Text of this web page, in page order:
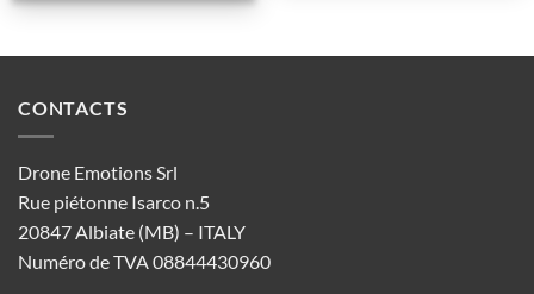
CONTACTS
Drone Emotions Srl
Rue piétonne Isarco n.5
20847 Albiate (MB) – ITALY
Numéro de TVA 08844430960